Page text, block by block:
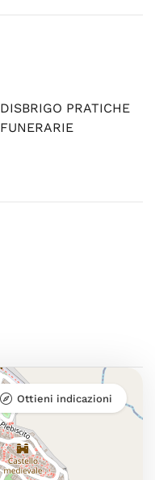
DISBRIGO PRATICHE
FUNERARIE
Ottieni indicazioni